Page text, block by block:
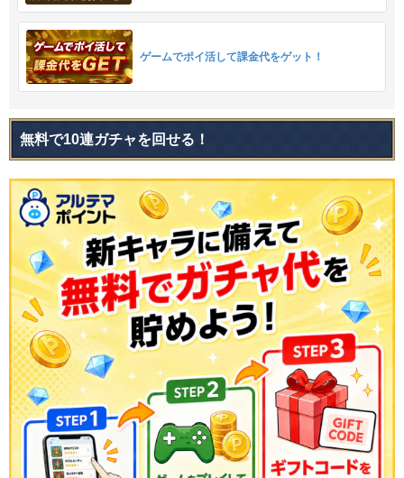
ゲームでポイ活して課金代をゲット！
無料で10連ガチャを回せる！